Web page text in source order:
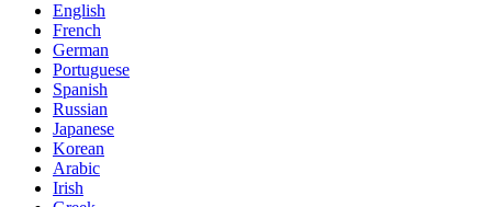
English
French
German
Portuguese
Spanish
Russian
Japanese
Korean
Arabic
Irish